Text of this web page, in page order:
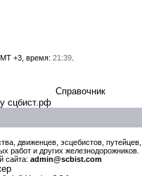
+3, время: 21:39.
Справочник
сцбист.рф
эсцебистов,
работ и других железнодорожников.
сайта: admin@scbist.com